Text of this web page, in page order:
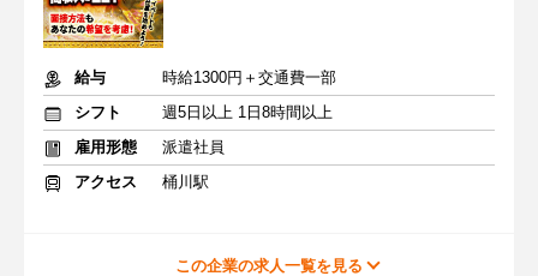
給与
時給1300円＋交通費一部
シフト
週5日以上 1日8時間以上
雇用形態
派遣社員
アクセス
桶川駅
この企業の求人一覧を見る